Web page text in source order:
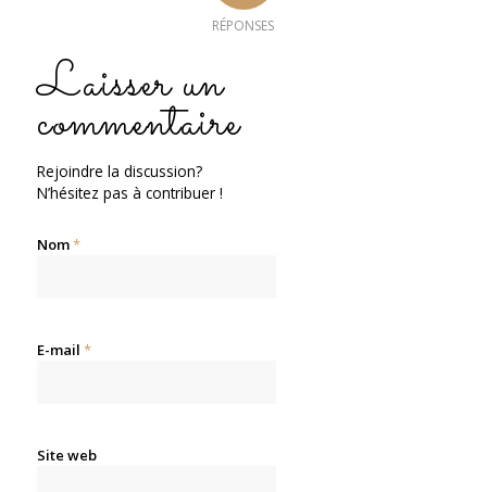
RÉPONSES
Laisser un
commentaire
Rejoindre la discussion?
N’hésitez pas à contribuer !
Nom*
E-mail *
Site web